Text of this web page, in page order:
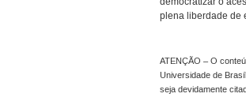
plena liberdade de
ATENÇÃO – O
Universidade de
seja devidamente